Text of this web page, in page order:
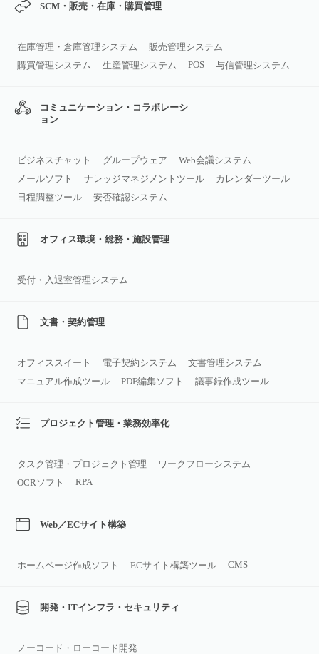
SCM・販売・在庫・購買管理
在庫管理・倉庫管理システム
販売管理システム
購買管理システム
生産管理システム POS 与信管理システム
コミュニケーション・コラボレーシ
ョン
ビジネスチャット グループウェア
Web会議システム
メールソフト
ナレッジマネジメントツール
カレンダーツール
日程調整ツール
安否確認システム
オフィス環境・総務・施設管理
受付・入退室管理システム
文書・契約管理
オフィススイート 電子契約システム
文書管理システム
マニュアル作成ツール
PDF編集ソフト 議事録作成ツール
プロジェクト管理・業務効率化
タスク管理・プロジェクト管理
ワークフローシステム
OCRソフト
RPA
Web／ECサイト構築
ホームページ作成ソフト ECサイト構築ツール CMS
開発・ITインフラ・セキュリティ
ノーコード・ローコード開発